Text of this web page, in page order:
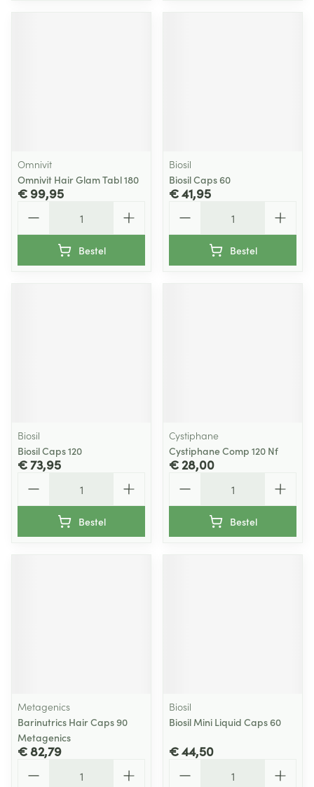
Omnivit
Omnivit Hair Glam Tabl 180
€ 99,95
Bestel
Biosil
Biosil Caps 60
€ 41,95
Bestel
Biosil
Biosil Caps 120
€ 73,95
Bestel
Cystiphane
Cystiphane Comp 120 Nf
€ 28,00
Bestel
Metagenics
Barinutrics Hair Caps 90
Metagenics
€ 82,79
Biosil
Biosil Mini Liquid Caps 60
€ 44,50